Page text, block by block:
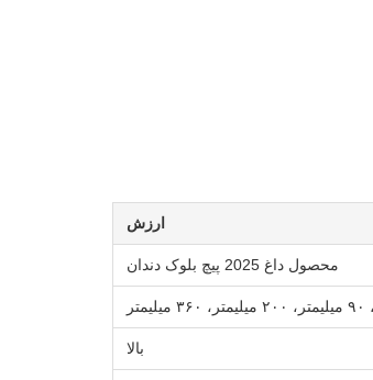
ارزش
محصول داغ 2025 پیچ بلوک دندان
بالا